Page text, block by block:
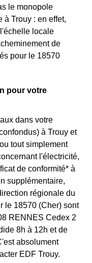
le monopole
Trouy : en effet,
locale
de
pour le 18570
pour votre
dans votre
à Trouy et
tout simplement
l'électricité,
de conformité* à
supplémentaire,
régionale du
le 18570 (Cher) sont
RENNES Cedex 2
8h à 12h et de
absolument
EDF Trouy.